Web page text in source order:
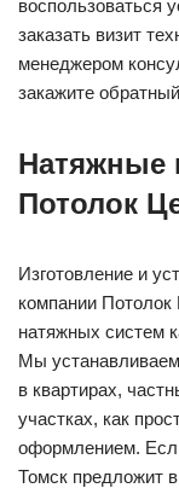
воспользоваться
заказать визит
менеджером
закажите
Натяжные
Потолок
Изготовление и
компании Потолок
натяжных систем
Мы
в квартирах,
участках, как
оформлением.
Томск предложит